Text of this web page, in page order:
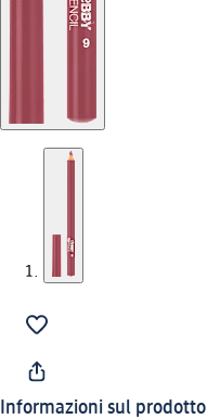
Informazioni sul prodotto